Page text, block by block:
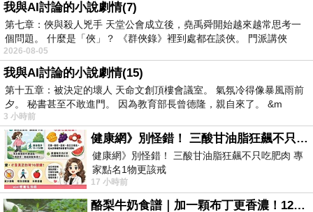
商品網
址:http://product.mobchannels.com/redirect.php
?
k=c2c7ec16050be7c4360af30f3c47b728&uid1
我與AI討論的小說劇情(7)
第七章：俠與殺人兇手 天堂公會成立後，堯禹舜開始越來越常思考一
個問題。 什麼是「俠」？ 《群俠錄》裡到處都在談俠。 門派講俠
2026-08-05
我與AI討論的小說劇情(15)
第十五章：被決定的壞人 天命文創頂樓會議室。 氣氛冷得像暴風雨前
夕。 秘書甚至不敢進門。 因為教育部長曾德隆，親自來了。 &m
3 小時前
健康網》別怪錯！ 三酸甘油脂狂飆不只吃肥肉 專家點名1物更該戒
健康網》別怪錯！ 三酸甘油脂狂飆不只吃肥肉 專
家點名1物更該戒
https://health.ltn.com.tw/article/breakingnews/
17 小時前
酪梨牛奶食譜｜加一顆布丁更香濃！120秒完成飲料店級酪梨奶昔｜imami 旗艦豆漿機